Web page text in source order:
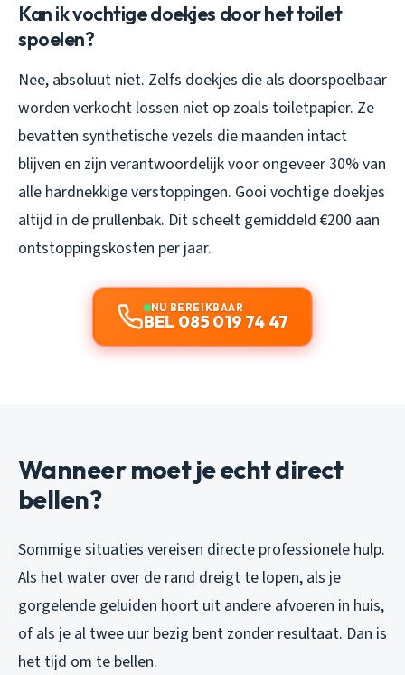
Kan ik vochtige doekjes door het toilet
spoelen?
Nee, absoluut niet. Zelfs doekjes die als doorspoelbaar
worden verkocht lossen niet op zoals toiletpapier. Ze
bevatten synthetische vezels die maanden intact
blijven en zijn verantwoordelijk voor ongeveer 30% van
alle hardnekkige verstoppingen. Gooi vochtige doekjes
altijd in de prullenbak. Dit scheelt gemiddeld €200 aan
ontstoppingskosten per jaar.
NU BEREIKBAAR
BEL 085 019 74 47
Wanneer moet je echt direct
bellen?
Sommige situaties vereisen directe professionele hulp.
Als het water over de rand dreigt te lopen, als je
gorgelende geluiden hoort uit andere afvoeren in huis,
of als je al twee uur bezig bent zonder resultaat. Dan is
het tijd om te bellen.